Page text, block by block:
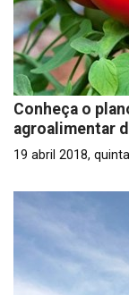
Conheça o
agroalimentar
19 abril 2018,